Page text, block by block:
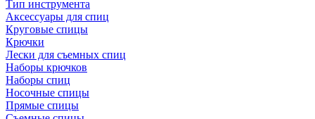
Тип инструмента
Аксессуары для спиц
Круговые спицы
Крючки
Лески для съемных спиц
Наборы крючков
Наборы спиц
Носочные спицы
Прямые спицы